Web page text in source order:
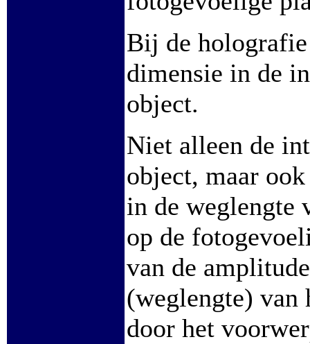
Bij de holografie
dimensie in de
object.
Niet alleen de
object, maar
in de weglengte
op de
van de
(weglengte)
door het